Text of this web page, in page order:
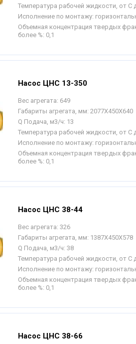
Температура рабочей жидкости, от С
Исполнение по монтажу:
Объемная концентрация твердых
более %: 0,1
Насос ЦНС 13-350
Вес агрегата: 649
Габариты агрегата, мм: 2077Х450Х640
Q Подача, м3/ч: 13
Температура рабочей жидкости, от С
Исполнение по монтажу:
Объемная концентрация твердых
более %: 0,1
Насос ЦНС 38-44
Вес агрегата: 326
Габариты агрегата, мм: 1387Х450Х578
Q Подача, м3/ч: 38
Температура рабочей жидкости, от С
Исполнение по монтажу:
Объемная концентрация твердых
более %: 0,1
Насос ЦНС 38-66